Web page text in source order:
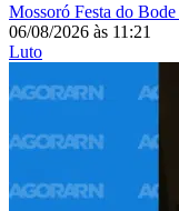
Mossoró Festa do
06/08/2026 às 11:21
Luto